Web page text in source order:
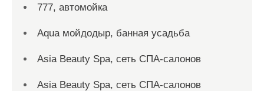
777, автомойка
Aqua мойдодыр, банная усадьба
Asia Beauty Spa, сеть СПА-салонов
Asia Beauty Spa, сеть СПА-салонов